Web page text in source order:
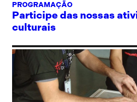
PROGRAMAÇÃO
Participe das nossas
culturais